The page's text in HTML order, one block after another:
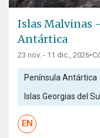
Islas Malvinas
Antártica
23 nov. - 11 dic., 2026•
Península Antártica
Islas Georgias del
EN